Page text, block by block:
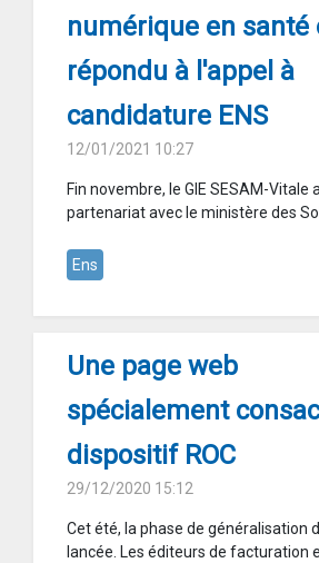
numérique en santé
répondu à l'appel à
candidature ENS
12/01/2021 10:27
Fin novembre, le GIE SESAM-Vitale
partenariat avec le ministère des
Ens
Une page web
spécialement
dispositif ROC
29/12/2020 15:12
Cet été, la phase de généralisation
lancée. Les éditeurs de facturation